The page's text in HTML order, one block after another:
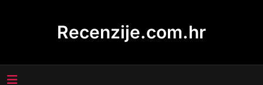
Recenzije.com.hr